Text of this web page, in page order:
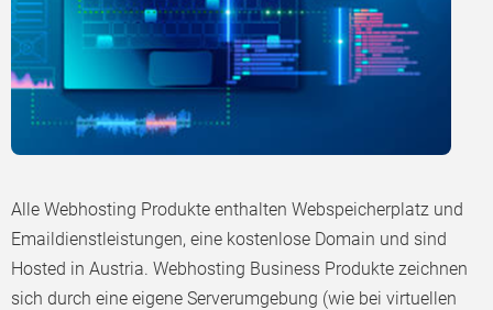
Alle Webhosting Produkte enthalten Webspeicherplatz und
Emaildienstleistungen, eine kostenlose Domain und sind
Hosted in Austria. Webhosting Business Produkte zeichnen
sich durch eine eigene Serverumgebung (wie bei virtuellen